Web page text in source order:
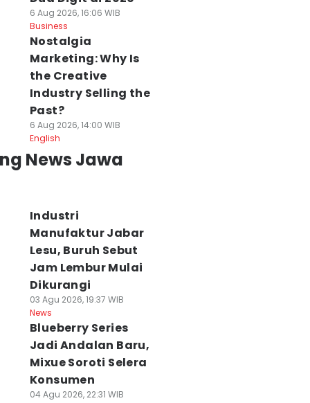
6 Aug 2026, 16:06 WIB
Business
Nostalgia
Marketing: Why Is
the Creative
Industry Selling the
Past?
6 Aug 2026, 14:00 WIB
English
News Jawa
Industri
Manufaktur Jabar
Lesu, Buruh Sebut
Jam Lembur Mulai
Dikurangi
03 Agu 2026, 19:37 WIB
News
Blueberry Series
Jadi Andalan Baru,
Mixue Soroti Selera
Konsumen
04 Agu 2026, 22:31 WIB